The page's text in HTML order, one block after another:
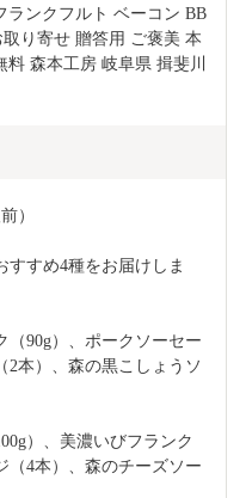
ランクフルト ベーコン BB
り寄せ 贈答用 ご褒美 本
森本工房 岐阜県 揖斐川
）
すめ4種をお届けしま
（90g）、ポークソーセー
2本）、森の黒こしょうソ
）、美濃いびフランク
（4本）、森のチーズソー